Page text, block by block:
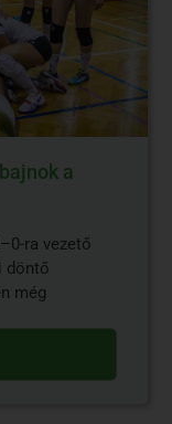
a
ra vezető
döntő
még